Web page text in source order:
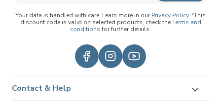
Your data is handled with care. Learn more in our Privacy Policy. *This
discount code is valid on selected products, check theTerms and
conditions for further details.
Contact & Help